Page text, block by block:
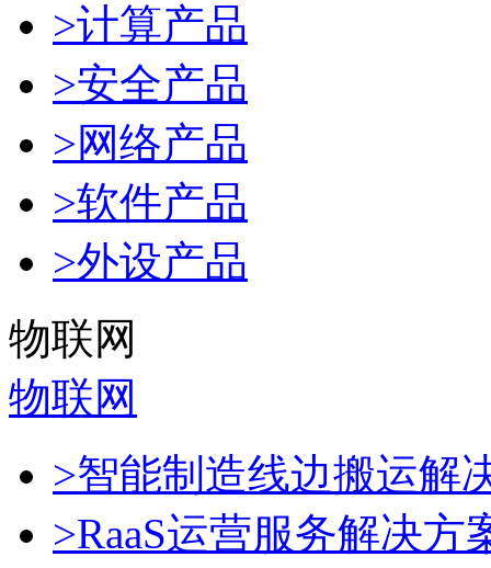
>计算产品
>安全产品
>网络产品
>软件产品
>外设产品
物联网
物联网
>智能制造线边搬运解
>RaaS运营服务解决方